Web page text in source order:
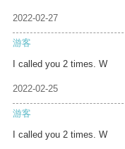
2022-02-27
游客
I called you 2 times. W
2022-02-25
游客
I called you 2 times. W